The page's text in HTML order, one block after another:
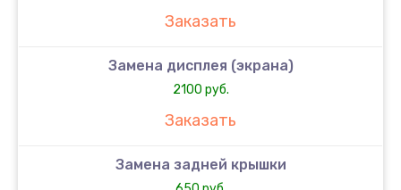
Заказать
Замена дисплея (экрана)
2100 руб.
Заказать
Замена задней крышки